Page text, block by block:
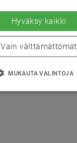
Hyväksy kaikki
Vain välttämättömät
MUKAUTA VALINTOJA